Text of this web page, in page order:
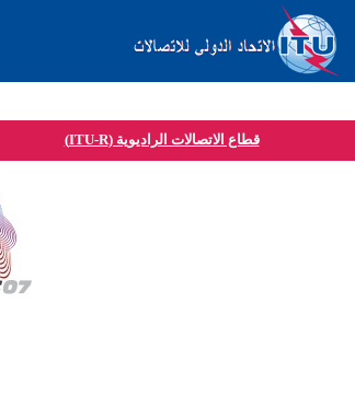
قطاع الاتصالات الراديوية (ITU-R)